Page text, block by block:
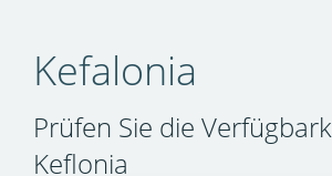
Kefalonia
Prüfen Sie die
Keflonia